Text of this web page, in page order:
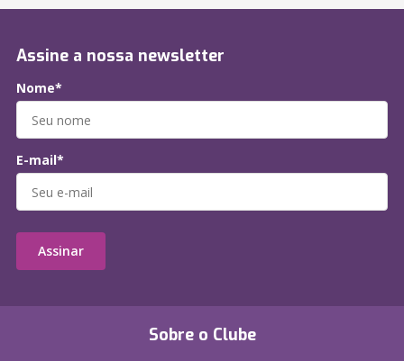
Sobre o Clube
Assine a nossa newsletter
Nome*
E-mail*
Assinar